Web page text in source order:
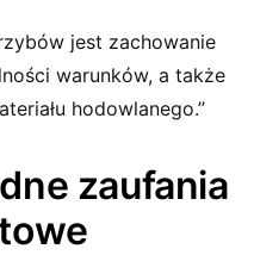
jest zachowanie
warunków, a także
hodowlanego.”
zaufania